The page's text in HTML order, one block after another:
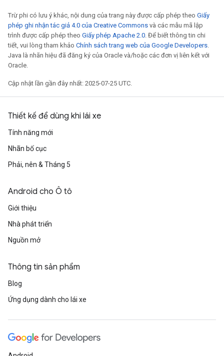
Trừ phi có lưu ý khác, nội dung của trang này được cấp phép theo Giấy
phép ghi nhận tác giả 4.0 của Creative Commons và các mẫu mã lập
trình được cấp phép theo Giấy phép Apache 2.0. Để biết thông tin chi
tiết, vui lòng tham khảo Chính sách trang web của Google Developers.
Java là nhãn hiệu đã đăng ký của Oracle và/hoặc các đơn vị liên kết với
Oracle.
Cập nhật lần gần đây nhất: 2025-07-25 UTC.
Thiết kế để dùng khi lái xe
Tính năng mới
Nhãn bố cục
Phải, nên & Tháng 5
Android cho Ô tô
Giới thiệu
Nhà phát triển
Nguồn mở
Thông tin sản phẩm
Blog
Ứng dụng dành cho lái xe